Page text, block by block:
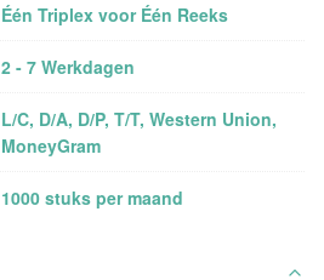
Één Triplex voor Één Reeks
2 - 7 Werkdagen
L/C, D/A, D/P, T/T, Western Union,
MoneyGram
1000 stuks per maand